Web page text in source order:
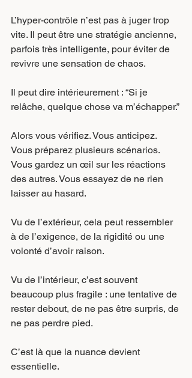
L’hyper-contrôle n’est pas à juger trop
vite. Il peut être une stratégie ancienne,
parfois très intelligente, pour éviter de
revivre une sensation de chaos.
Il peut dire intérieurement : “Si je
relâche, quelque chose va m’échapper.”
Alors vous vérifiez. Vous anticipez.
Vous préparez plusieurs scénarios.
Vous gardez un œil sur les réactions
des autres. Vous essayez de ne rien
laisser au hasard.
Vu de l’extérieur, cela peut ressembler
à de l’exigence, de la rigidité ou une
volonté d’avoir raison.
Vu de l’intérieur, c’est souvent
beaucoup plus fragile : une tentative de
rester debout, de ne pas être surpris, de
ne pas perdre pied.
C’est là que la nuance devient
essentielle.